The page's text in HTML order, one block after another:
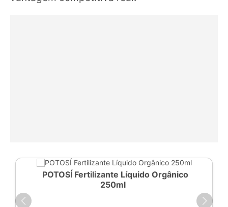
POTOSÍ Fertilizante Líquido Orgânico
250ml